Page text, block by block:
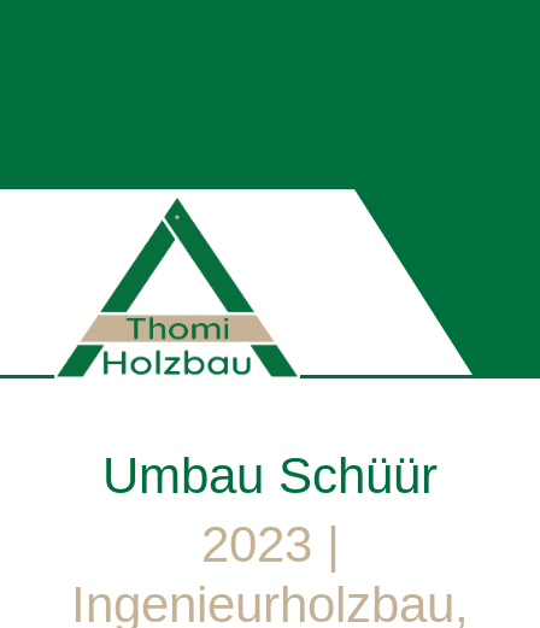
Umbau Schüür
2023 |
Ingenieurholzbau,